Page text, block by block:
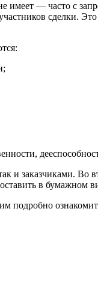
— часто с
сделки.
и заказчиками. Во
в
подробно